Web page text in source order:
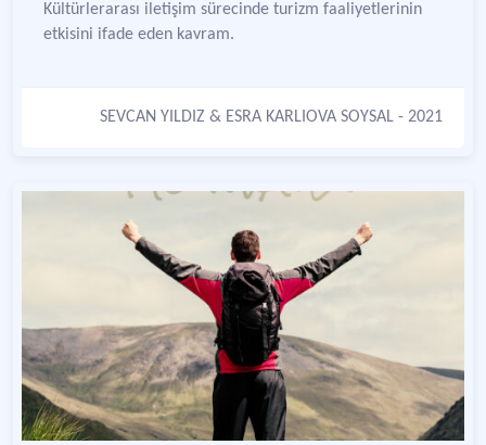
Kültürlerarası iletişim sürecinde turizm faaliyetlerinin
etkisini ifade eden kavram.
SEVCAN YILDIZ & ESRA KARLIOVA SOYSAL - 2021